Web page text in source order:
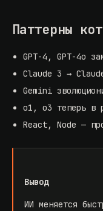
Паттерны
GPT-4, GPT-4o
Claude 3 →
Gemini
o1, o3 теперь в
React, Node —
Вывод
ИИ меняется